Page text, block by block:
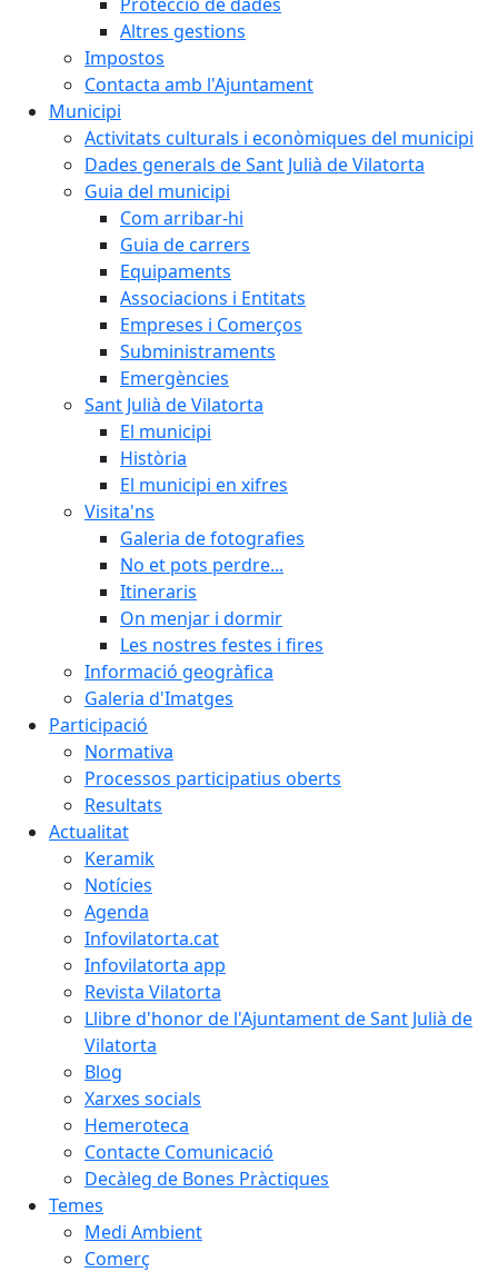
Altres gestions
Impostos
Contacta amb l'Ajuntament
Municipi
Activitats culturals i econòmiques del municipi
Dades generals de Sant Julià de Vilatorta
Guia del municipi
Com arribar-hi
Guia de carrers
Equipaments
Associacions i Entitats
Empreses i Comerços
Subministraments
Emergències
Sant Julià de Vilatorta
El municipi
Història
El municipi en xifres
Visita'ns
Galeria de fotografies
No et pots perdre...
Itineraris
On menjar i dormir
Les nostres festes i fires
Informació geogràfica
Galeria d'Imatges
Participació
Normativa
Processos participatius oberts
Resultats
Actualitat
Keramik
Notícies
Agenda
Infovilatorta.cat
Infovilatorta app
Revista Vilatorta
Llibre d'honor de l'Ajuntament de Sant Julià de
Vilatorta
Blog
Xarxes socials
Hemeroteca
Contacte Comunicació
Decàleg de Bones Pràctiques
Temes
Medi Ambient
Comerç